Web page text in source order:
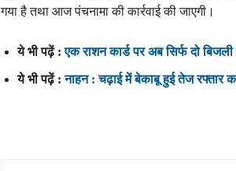
गया है तथा आज पंचनामा की कार्रवाई की जाएगी।
ये भी पढ़ें :एक राशन कार्ड पर अब सिर्फ दो
ये भी पढ़ें :नाहन : चढ़ाई में बेकाबू हुई तेज रफ्तार